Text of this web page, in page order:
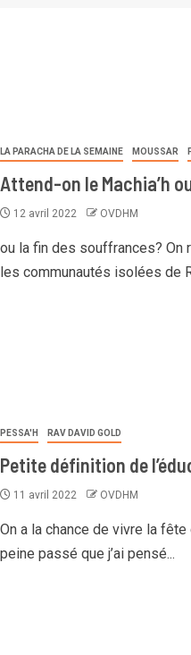
LA PARACHA DE LA SEMAINE MOUSSAR
Attend-on le Machia’h
12 avril 2022 OVDHM
ou la fin des souffrances? On
les communautés isolées de
PESSA'H RAV DAVID GOLD
Petite définition de
11 avril 2022 OVDHM
On a la chance de vivre la
peine passé que j’ai pensé...